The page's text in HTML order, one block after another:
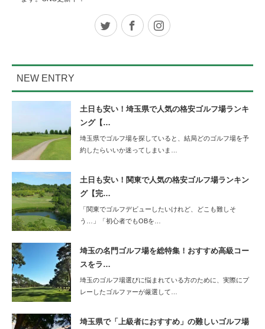
Twitter Facebook
NEW ENTRY
土日も安い！埼玉県で人気の格安ゴルフ場ランキ
ング【…
埼玉県でゴルフ場を探していると、結局どのゴルフ場を予
約したらいいか迷ってしまいま…
土日も安い！関東で人気の格安ゴルフ場ランキン
グ【完…
「関東でゴルフデビューしたいけれど、どこも難しそ
う…」「初心者でもOBを…
埼玉の名門ゴルフ場を総特集！おすすめ高級コー
スをラ…
埼玉のゴルフ場選びに悩まれている方のために、実際にプ
レーしたゴルファーが厳選して…
埼玉県で「上級者におすすめ」の難しいゴルフ場